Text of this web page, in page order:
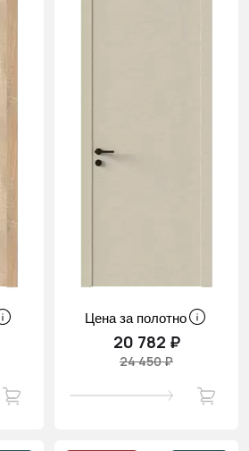
Цена за полотно
20 782 ₽
24 450 ₽